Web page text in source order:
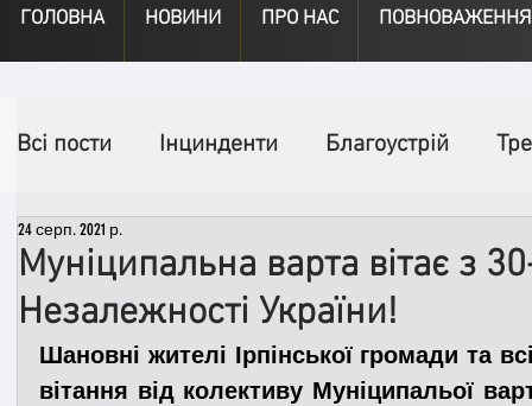
ГОЛОВНА НОВИНИ ПРО НАС ПОВНОВАЖЕННЯ
Всі пости Інцинденти Благоустрій
День народження
Надзвичайні заходи
Муніципальна варта вітає з
Незалежності України!
24 серп. 2021 р.
Шановні жителі Ірпінської громади та
вітання від колективу Муніципальої